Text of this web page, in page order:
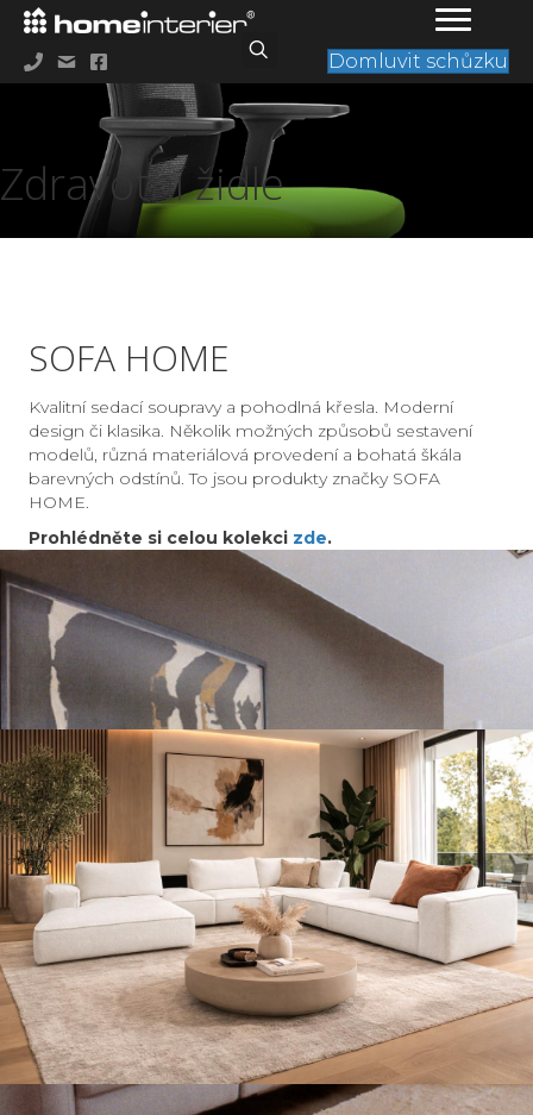
Domluvit schůzku
Zdravotní židle
SOFA HOME
Kvalitní sedací soupravy a pohodlná křesla. Moderní
design či klasika. Několik možných způsobů sestavení
modelů, různá materiálová provedení a bohatá škála
barevných odstínů. To jsou produkty značky SOFA
HOME.
Prohlédněte si celou kolekci zde.